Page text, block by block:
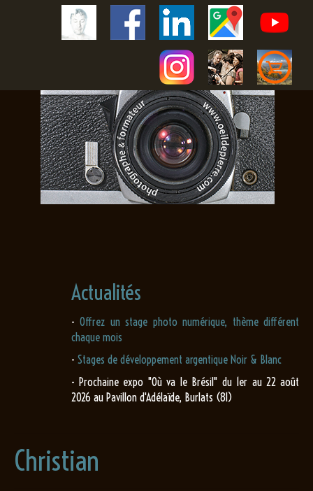
Actualités
-Offrez un stage photo numérique, thème différent
chaque mois
- Stages de développement argentique Noir & Blanc
- Prochaine expo "Où va le Brésil" du 1er au 22 août
2026 au Pavillon d'Adélaïde, Burlats (81)
Christian